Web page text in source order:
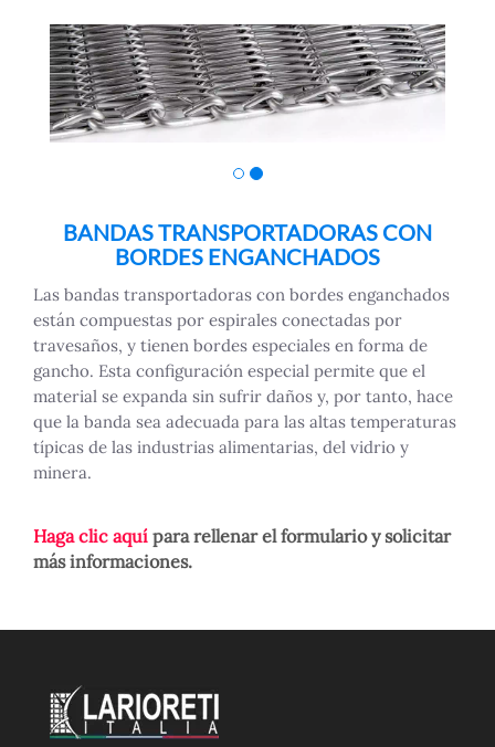
BANDAS TRANSPORTADORAS CON
BORDES ENGANCHADOS
Las bandas transportadoras con bordes enganchados
están compuestas por espirales conectadas por
travesaños, y tienen bordes especiales en forma de
gancho. Esta configuración especial permite que el
material se expanda sin sufrir daños y, por tanto, hace
que la banda sea adecuada para las altas temperaturas
típicas de las industrias alimentarias, del vidrio y
minera.
Haga clic aquí para rellenar el formulario y solicitar
más informaciones.